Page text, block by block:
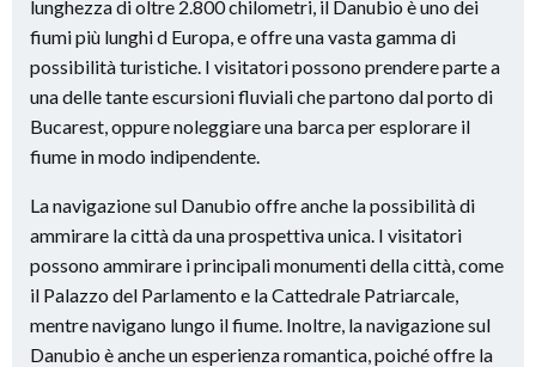
lunghezza di oltre 2.800 chilometri, il Danubio è uno dei
fiumi più lunghi d Europa, e offre una vasta gamma di
possibilità turistiche. I visitatori possono prendere parte a
una delle tante escursioni fluviali che partono dal porto di
Bucarest, oppure noleggiare una barca per esplorare il
fiume in modo indipendente.
La navigazione sul Danubio offre anche la possibilità di
ammirare la città da una prospettiva unica. I visitatori
possono ammirare i principali monumenti della città, come
il Palazzo del Parlamento e la Cattedrale Patriarcale,
mentre navigano lungo il fiume. Inoltre, la navigazione sul
Danubio è anche un esperienza romantica, poiché offre la